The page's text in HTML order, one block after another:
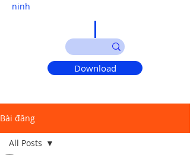
ninh
Download
Bài đăng
All Posts